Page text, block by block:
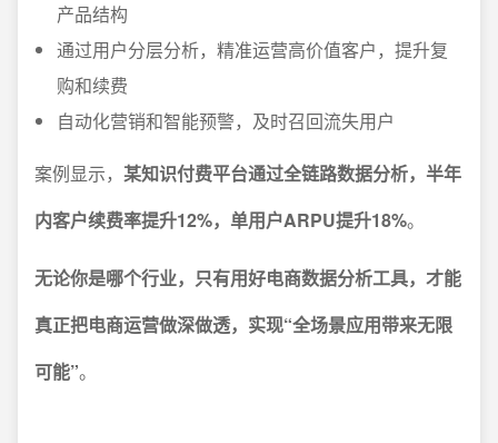
产品结构
通过用户分层分析，精准运营高价值客户，提升复
购和续费
自动化营销和智能预警，及时召回流失用户
案例显示， 某知识付费平台通过全链路数据分析，半年
内客户续费率提升12%，单用户ARPU提升18%。
无论你是哪个行业，只有用好电商数据分析工具，才能
真正把电商运营做深做透，实现“全场景应用带来无限
可能”。